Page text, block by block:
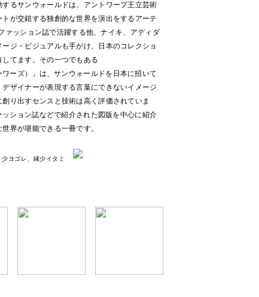
るサンウォールドは、アントワープ王立芸術
が交錯する独創的な世界を演出をするアーテ
ァッション誌で活躍する他、ナイキ、アディダ
ジ・ビジュアルも手がけ、日本のコレクショ
てます。その一つでもある
ーズ）」は、サンウォールドを日本に招いて
ザイナーが表現する言葉にできないイメージ
り出すセンスと技術は高く評価されていま
ション誌などで紹介された図版を中心に紹介
界が堪能できる一冊です。
ヨゴレ、縁少イタミ